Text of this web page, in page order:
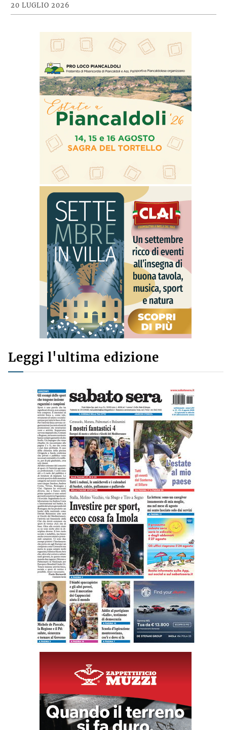
20 LUGLIO 2026
Leggi l'ultima edizione